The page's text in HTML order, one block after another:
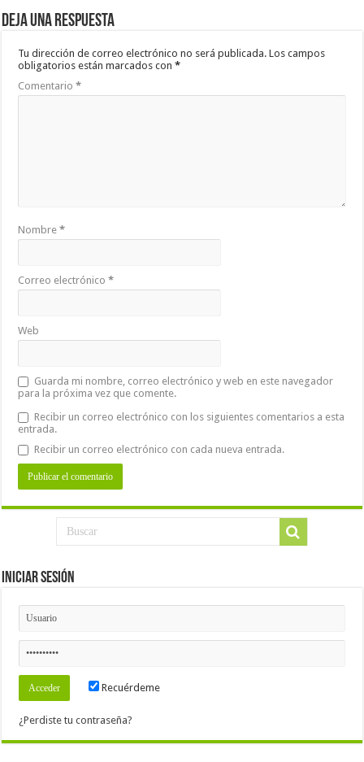
Deja una respuesta
Tu dirección de correo electrónico no será publicada. Los campos
obligatorios están marcados con*
Comentario*
Nombre*
Correo electrónico*
Web
Guarda mi nombre, correo electrónico y web en este navegador
para la próxima vez que comente.
Recibir un correo electrónico con los siguientes comentarios a esta
entrada.
Recibir un correo electrónico con cada nueva entrada.
Iniciar Sesión
Recuérdeme
¿Perdiste tu contraseña?